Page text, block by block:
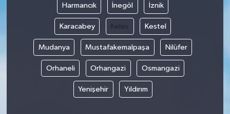
Harmancık İnegöl İznik
Karacabey Keles Kestel
Mudanya Mustafakemalpaşa Nilüfer
Orhaneli Orhangazi Osmangazi
Yenişehir Yıldırım